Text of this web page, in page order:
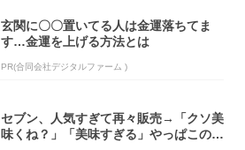
玄関に〇〇置いてる人は金運落ちてま
す…金運を上げる方法とは
PR(合同会社デジタルファーム )
セブン、人気すぎて再々販売→「クソ美
味くね？」「美味すぎる」やっぱこのク